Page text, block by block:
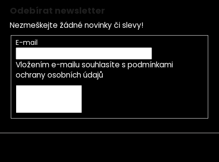
Odebírat newsletter
Nezmeškejte žádné novinky či slevy!
E-mail
Vložením e-mailu souhlasíte s podmínkami
ochrany osobních údajů